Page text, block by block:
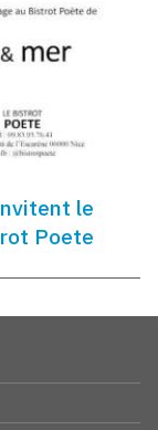
le
Poete